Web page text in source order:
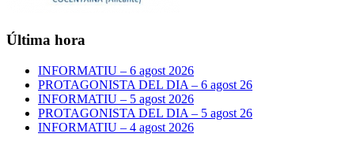
Última hora
INFORMATIU – 6 agost 2026
PROTAGONISTA DEL DIA – 6 agost 26
INFORMATIU – 5 agost 2026
PROTAGONISTA DEL DIA – 5 agost 26
INFORMATIU – 4 agost 2026